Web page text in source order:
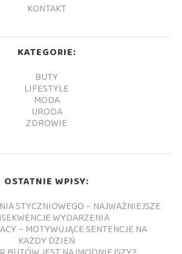
KONTAKT
KATEGORIE:
BUTY
LIFESTYLE
MODA
URODA
ZDROWIE
OSTATNIE WPISY:
STYCZNIOWEGO – NAJWAŻNIEJSZE
WYDARZENIA
– MOTYWUJĄCE SENTENCJE NA
KAŻDY DZIEŃ